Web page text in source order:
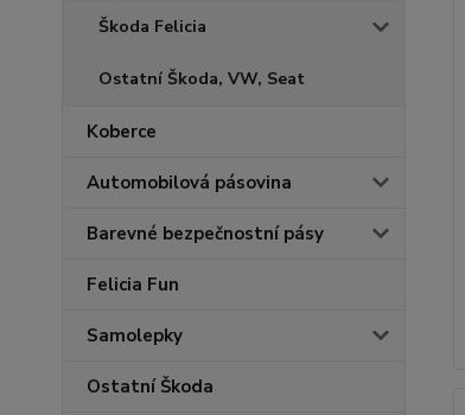
Škoda Felicia
Ostatní Škoda, VW, Seat
Koberce
Automobilová pásovina
Barevné bezpečnostní pásy
Felicia Fun
Samolepky
Ostatní Škoda